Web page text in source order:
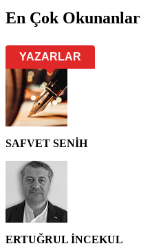
En Çok Okunanlar
YAZARLAR
SAFVET SENİH
ERTUĞRUL İNCEKUL